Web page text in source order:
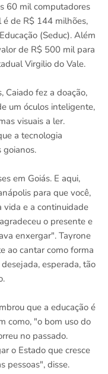
60 mil computadores
de R$ 144 milhões,
(Seduc). Além
de R$ 500 mil para
Virgilio do Vale.
Caiado fez a doação,
um óculos inteligente,
visuais a ler.
a tecnologia
goianos.
em Goiás. E aqui,
para que você,
vida e a continuidade
o presente e
enxergar". Tayrone
ao cantar como forma
esperada, tão
que a educação é
como, "o bom uso do
no passado.
o Estado que cresce
pessoas", disse.